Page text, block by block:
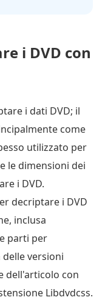
i DVD con
i dati DVD; il
come
utilizzato per
le dimensioni dei
i DVD.
decriptare i DVD
inclusa
parti per
versioni
dell'articolo con
Libdvdcss.